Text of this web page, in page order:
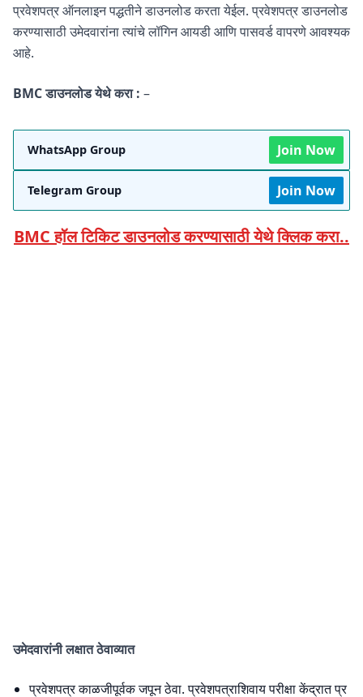
प्रवेशपत्र ऑनलाइन पद्धतीने डाउनलोड करता येईल. प्रवेशपत्र डाउनलोड
करण्यासाठी उमेदवारांना त्यांचे लॉगिन आयडी आणि पासवर्ड वापरणे आवश्यक
आहे.
BMC डाउनलोड येथे करा : –
WhatsApp Group Join Now
Telegram Group Join Now
BMC हॉल टिकिट डाउनलोड करण्यासाठी येथे क्लिक करा..
उमेदवारांनी लक्षात ठेवाव्यात
प्रवेशपत्र काळजीपूर्वक जपून ठेवा. प्रवेशपत्राशिवाय परीक्षा केंद्रात प्र